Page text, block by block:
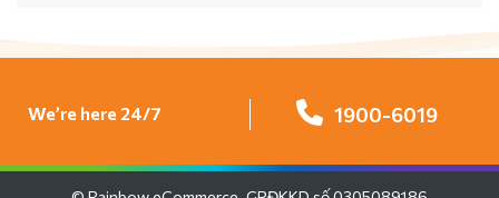
We’re here 24/7 1900-6019